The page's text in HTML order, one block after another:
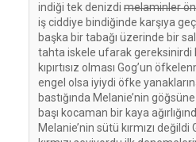
indiği tek denizdi melaminler